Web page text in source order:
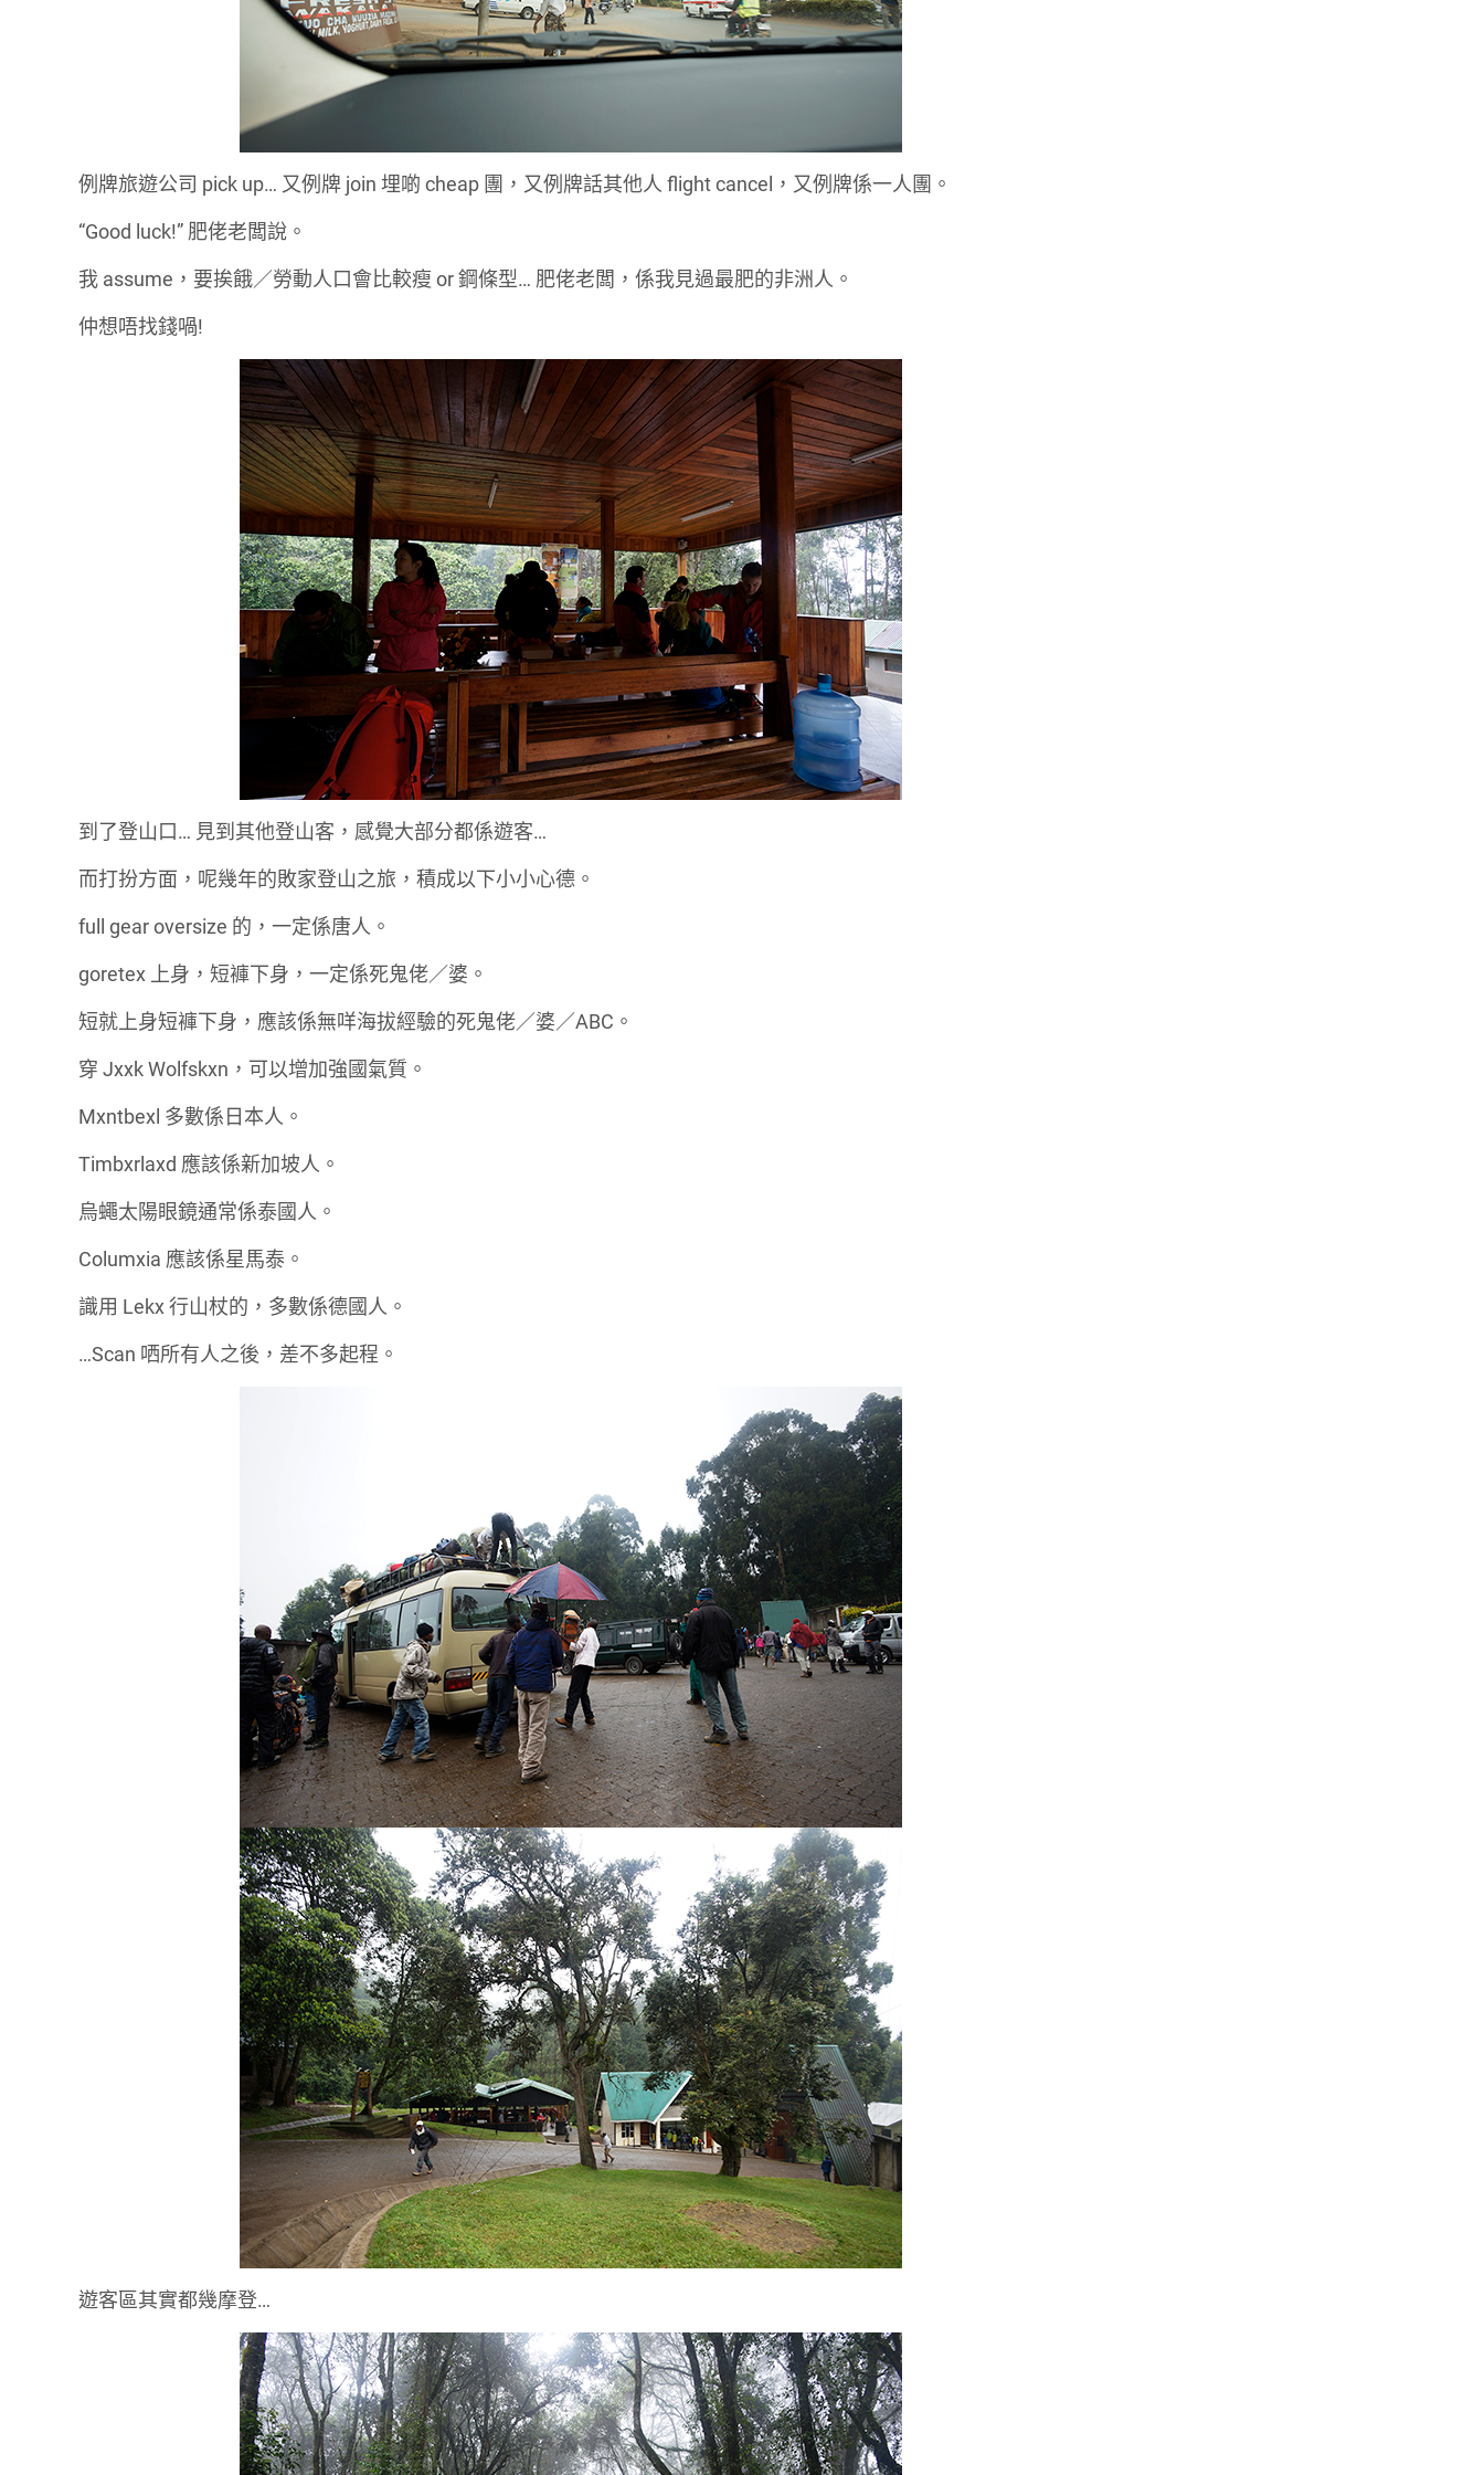
例牌旅遊公司 pick up… 又例牌 join 埋啲 cheap 團，又例牌話其他人 flight cancel，又例牌係一人團。
“Good luck!” 肥佬老闆說。
我 assume，要挨餓／勞動人口會比較瘦 or 鋼條型… 肥佬老闆，係我見過最肥的非洲人。
仲想唔找錢喎!
到了登山口… 見到其他登山客，感覺大部分都係遊客…
而打扮方面，呢幾年的敗家登山之旅，積成以下小小心德。
full gear oversize 的，一定係唐人。
goretex 上身，短褲下身，一定係死鬼佬／婆。
短就上身短褲下身，應該係無咩海拔經驗的死鬼佬／婆／ABC。
穿 Jxxk Wolfskxn，可以增加強國氣質。
Mxntbexl 多數係日本人。
Timbxrlaxd 應該係新加坡人。
烏蠅太陽眼鏡通常係泰國人。
Columxia 應該係星馬泰。
識用 Lekx 行山杖的，多數係德國人。
…Scan 哂所有人之後，差不多起程。
遊客區其實都幾摩登…